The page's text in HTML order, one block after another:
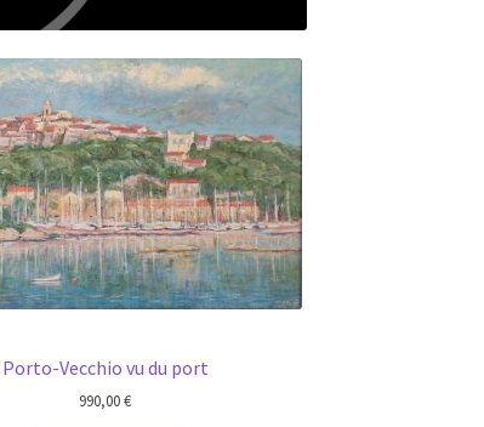
Porto-Vecchio vu du port
990,00€